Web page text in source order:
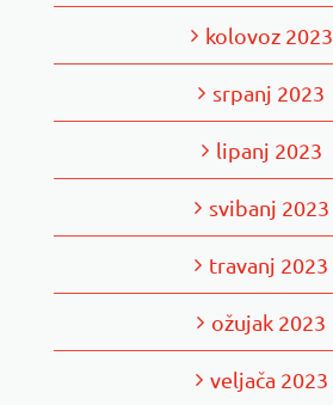
kolovoz 2023
srpanj 2023
lipanj 2023
svibanj 2023
travanj 2023
ožujak 2023
veljača 2023